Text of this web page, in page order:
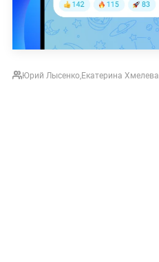
Юрий Лысенко,Екатерина Хмелева